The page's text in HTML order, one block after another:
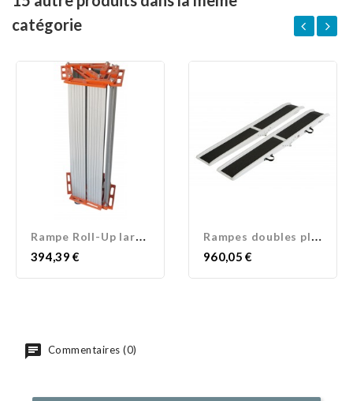
catégorie
R
ampe Roll-Up largeur 90 cm
Prix
394,39 €
R
ampes doubles pliantes
Prix
960,05 €
Commentaires (0)